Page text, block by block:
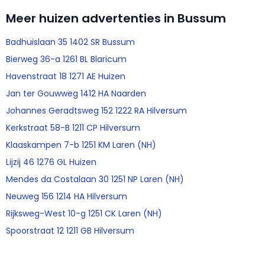
Meer huizen advertenties in Bussum
Badhuislaan 35 1402 SR Bussum
Bierweg 36-a 1261 BL Blaricum
Havenstraat 18 1271 AE Huizen
Jan ter Gouwweg 1412 HA Naarden
Johannes Geradtsweg 152 1222 RA Hilversum
Kerkstraat 58-B 1211 CP Hilversum
Klaaskampen 7-b 1251 KM Laren (NH)
Lijzij 46 1276 GL Huizen
Mendes da Costalaan 30 1251 NP Laren (NH)
Neuweg 156 1214 HA Hilversum
Rijksweg-West 10-g 1251 CK Laren (NH)
Spoorstraat 12 1211 GB Hilversum